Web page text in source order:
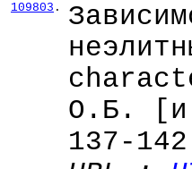
109803 .
О.Б. [и
137-